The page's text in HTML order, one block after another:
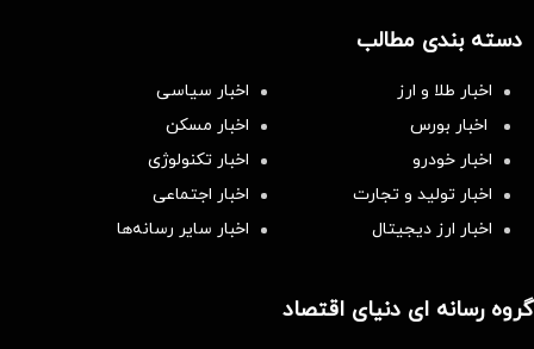
دسته بندی مطالب
اخبار طلا و ارز
اخبار سیاسی
اخبار بورس
اخبار مسکن
اخبار خودرو
اخبار تکنولوژی
اخبار تولید و تجارت
اخبار اجتماعی
اخبار ارز دیجیتال
اخبار سایر رسانه‌‌ها
گروه رسانه ای دنیای اقتصاد